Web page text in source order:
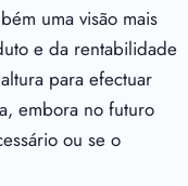
uma visão mais
e da rentabilidade
para efectuar
embora no futuro
ou se o